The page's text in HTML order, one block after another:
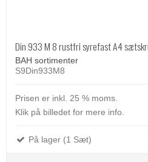
Din 933 M 8 rustfri syrefast A4
BAH sortimenter
S9Din933M8
Prisen er inkl. 25 % moms.
Klik på billedet for mere info.
På lager (1 Sæt)